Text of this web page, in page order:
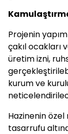
Projenin
çakıl ocakları
üretim izni,
kurum ve
Hazinenin
tasarrufu